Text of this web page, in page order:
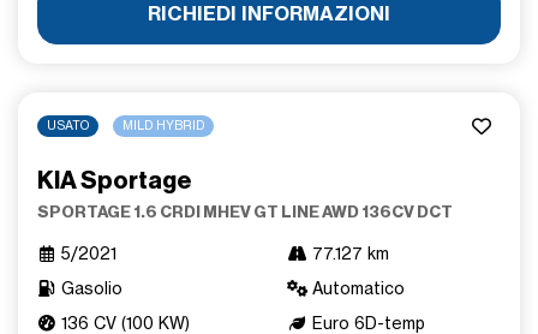
RICHIEDI INFORMAZIONI
USATO MILD HYBRID
KIA Sportage
SPORTAGE 1.6 CRDI MHEV GT LINE AWD 136CV DCT
5/2021
77.127 km
Gasolio
Automatico
136 CV (100 KW)
Euro 6D-temp